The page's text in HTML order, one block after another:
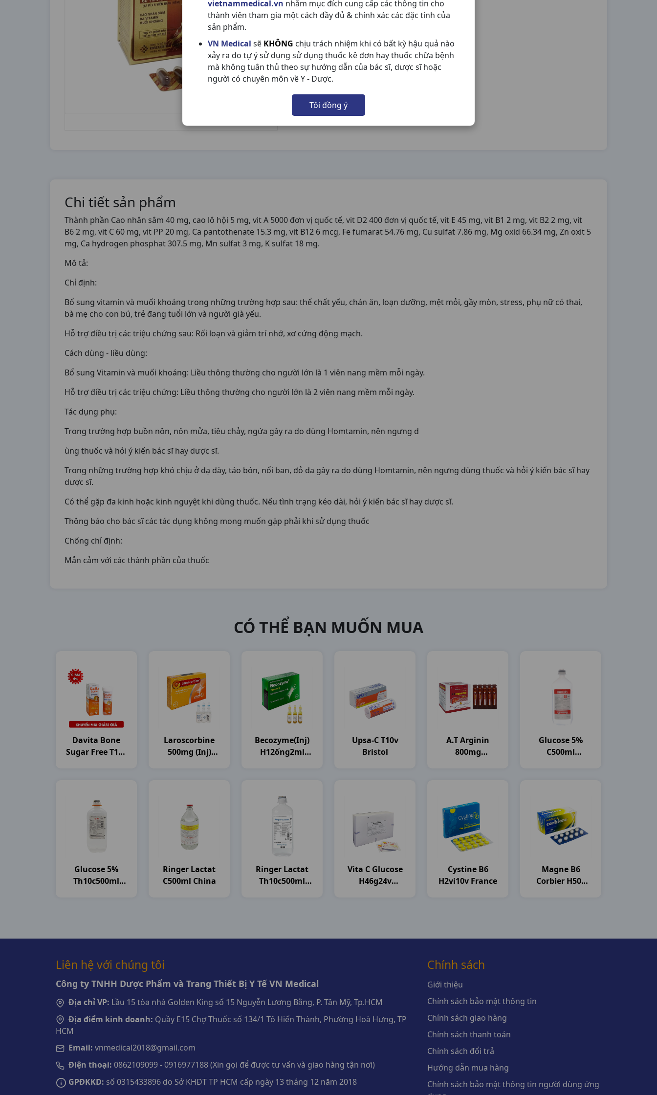
vietnammedical.vn nhằm mục đích cung cấp các thông tin cho
thành viên tham gia một cách đầy đủ & chính xác các đặc tính của
sản phẩm.
VN Medical sẽ KHÔNG chịu trách nhiệm khi có bất kỳ hậu quả nào
xảy ra do tự ý sử dụng sử dụng thuốc kê đơn hay thuốc chữa bệnh
mà không tuân thủ theo sự hướng dẫn của bác sĩ, dược sĩ hoặc
người có chuyên môn về Y - Dược.
Tôi đồng ý
Chi tiết sản phẩm
Thành phần Cao nhân sâm 40 mg, cao lô hội 5 mg, vit A 5000 đơn vị quốc tế, vit D2 400 đơn vị quốc tế, vit E 45 mg, vit B1 2 mg, vit B2 2 mg, vit
B6 2 mg, vit C 60 mg, vit PP 20 mg, Ca pantothenate 15.3 mg, vit B12 6 mcg, Fe fumarat 54.76 mg, Cu sulfat 7.86 mg, Mg oxid 66.34 mg, Zn oxit 5
mg, Ca hydrogen phosphat 307.5 mg, Mn sulfat 3 mg, K sulfat 18 mg.
Mô tả:
Chỉ định:
Bổ sung vitamin và muối khoáng trong những trường hợp sau: thể chất yếu, chán ăn, loạn dưỡng, mệt mỏi, gầy mòn, stress, phụ nữ có thai,
bà mẹ cho con bú, trẻ đang tuổi lớn và người già yếu.
Hỗ trợ điều trị các triệu chứng sau: Rối loạn và giảm trí nhớ, xơ cứng động mạch.
Cách dùng - liều dùng:
Bổ sung Vitamin và muối khoáng: Liều thông thường cho người lớn là 1 viên nang mềm mỗi ngày.
Hỗ trợ điều trị các triệu chứng: Liều thông thường cho người lớn là 2 viên nang mềm mỗi ngày.
Tác dụng phụ:
Trong trường hợp buồn nôn, nôn mửa, tiêu chảy, ngứa gây ra do dùng Homtamin, nên ngưng d
ùng thuốc và hỏi ý kiến bác sĩ hay dược sĩ.
Trong những trường hợp khó chịu ở dạ dày, táo bón, nổi ban, đỏ da gây ra do dùng Homtamin, nên ngưng dùng thuốc và hỏi ý kiến bác sĩ hay
dược sĩ.
Có thể gặp đa kinh hoặc kinh nguyệt khi dùng thuốc. Nếu tình trạng kéo dài, hỏi ý kiến bác sĩ hay dược sĩ.
Thông báo cho bác sĩ các tác dụng không mong muốn gặp phải khi sử dụng thuốc
Chống chỉ định:
Mẫn cảm với các thành phần của thuốc
CÓ THỂ BẠN MUỐN MUA
Davita Bone
Sugar Free T10v
Laroscorbine
500mg (inj)
Becozyme(inj)
H12ống2ml
Upsa-C T10v
Bristol
A.t Arginin
800mg
Glucose 5%
C500ml
Glucose 5%
Th10c500ml
Ringer Lactat
C500ml China
Ringer Lactat
Th10c500ml
Vita C Glucose
H46g24v
Cystine B6
H2vi10v France
Magne B6
Corbier H50v
Liên hệ với chúng tôi
Công ty TNHH Dược Phẩm và Trang Thiết Bị Y Tế VN Medical
Địa chỉ VP: Lầu 15 tòa nhà Golden King số 15 Nguyễn Lương Bằng, P. Tân Mỹ, Tp.HCM
Địa điểm kinh doanh: Quầy E15 Chợ Thuốc số 134/1 Tô Hiến Thành, Phường Hoà Hưng, TP
HCM
Email: vnmedical2018@gmail.com
Điện thoại: 0862109099 - 0916977188 (Xin gọi để được tư vấn và giao hàng tận nơi)
GPĐKKD: số 0315433896 do Sở KHĐT TP HCM cấp ngày 13 tháng 12 năm 2018
Chính sách
Giới thiệu
Chính sách bảo mật thông tin
Chính sách giao hàng
Chính sách thanh toán
Chính sách đổi trả
Hướng dẫn mua hàng
Chính sách bảo mật thông tin người dùng ứng